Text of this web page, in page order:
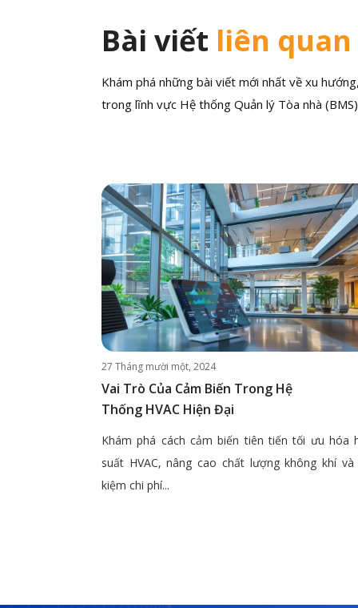
Bài viết liên quan
Khám phá những bài viết mới nhất về xu
trong lĩnh vực Hệ thống Quản lý Tòa nhà
27 Tháng mười một, 2024
Vai Trò Của Cảm Biến Trong Hệ
Thống HVAC Hiện Đại
Khám phá cách cảm biến tiên tiến tối ưu hóa
suất HVAC, nâng cao chất lượng không khí
kiệm chi phí...